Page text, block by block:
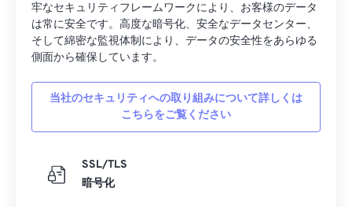
牢なセキュリティフレームワークにより、お客様のデータ
は常に安全です。高度な暗号化、安全なデータセンター、
そして綿密な監視体制により、データの安全性をあらゆる
側面から確保しています。
当社のセキュリティへの取り組みについて詳しくは
こちらをご覧ください
SSL/TLS
暗号化